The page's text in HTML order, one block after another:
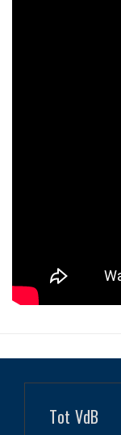
Tot VdB